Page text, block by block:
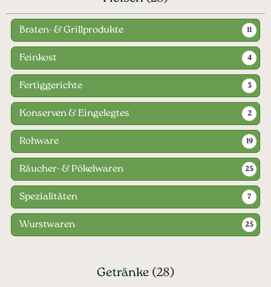
Braten- & Grillprodukte 11
Feinkost 4
Fertiggerichte 3
Konserven & Eingelegtes 2
Rohware 19
Räucher- & Pökelwaren 25
Spezialitäten 7
Wurstwaren 25
Getränke (28)